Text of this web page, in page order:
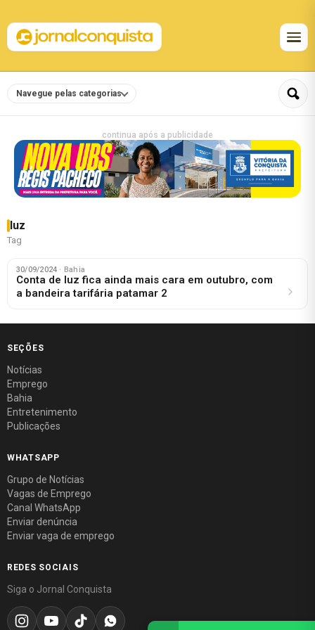
Navegue pelas categorias
continua após a publicidade
luz
Tag
30/09/2024 · Bahia
Conta de luz fica ainda mais cara em outubro, com
a bandeira tarifária patamar 2
SEÇÕES
Notícias
Emprego
Bahia
Entretenimento
Publicações
WHATSAPP
Grupo de Notícias
Vagas de Emprego
Canal WhatsApp
Enviar denúncia
Enviar vaga de emprego
REDES SOCIAIS
Siga o Jornal Conquista